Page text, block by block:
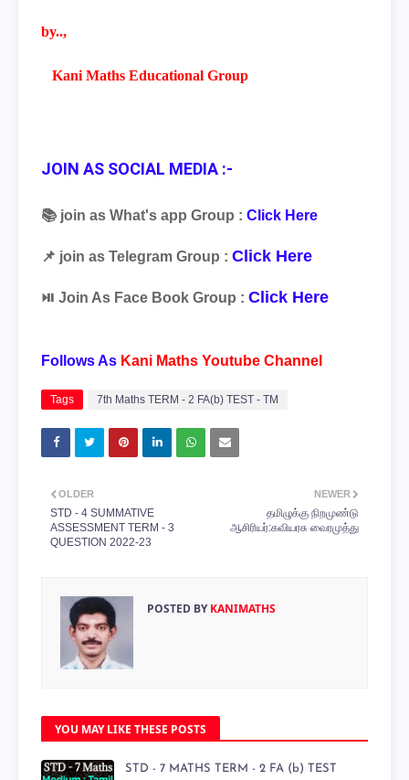
by..,
Kani Maths Educational Group
JOIN AS SOCIAL MEDIA :-
📚 join as What's app Group : Click Here
📌 join as Telegram Group : Click Here
⏯ Join As Face Book Group : Click Here
Follows As Kani Maths Youtube Channel
Tags 7th Maths TERM - 2 FA(b) TEST - TM
NEWER
தமிழுக்கு நிறமுண்டு
ஆசிரியர்:கவியரசு வைரமுத்து
OLDER
STD - 4 SUMMATIVE
ASSESSMENT TERM - 3
QUESTION 2022-23
POSTED BYKANIMATHS
YOU MAY LIKE THESE POSTS
STD - 7 MATHS TERM - 2 FA (b) TEST